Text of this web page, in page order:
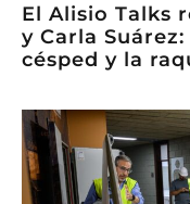
El Alisio Talks
y Carla
césped y la